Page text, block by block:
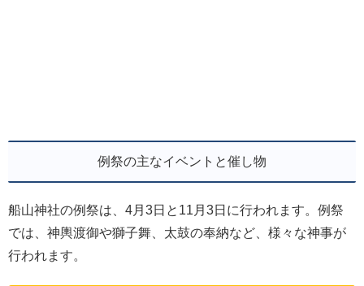
例祭の主なイベントと催し物
船山神社の例祭は、4月3日と11月3日に行われます。例祭
では、神輿渡御や獅子舞、太鼓の奉納など、様々な神事が
行われます。